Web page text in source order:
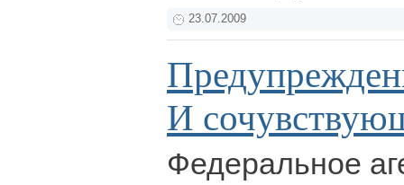
23.07.2009
И
Федеральное